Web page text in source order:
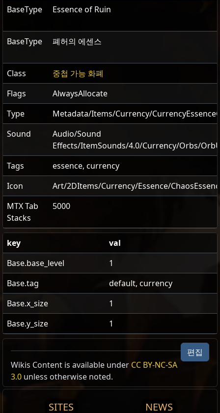
BaseType Essence of Ruin
BaseType 폐허의 에센스
Class
중첩 가능 화폐
Flags
AlwaysAllocate
Type
Metadata/Items/Currency/
Sound
Audio/Sound
Effects/ItemSounds/4.0/Currency/Orbs/
Tags
essence, currency
Icon
Art/2DItems/Currency/Essence/
MTX Tab
Stacks
5000
key
val
Base.base_level
1
Base.tag
default, currency
Base.x_size
1
Base.y_size
1
相同物品 Recipe /2
제안 당신의 제안
Note
폐허의 에센스
하위 폐허의 에센
US Realm Economy Wiki
24h volume
편집
Wikis Content is available under CC BY-NC-SA
3.0 unless otherwise noted.
SITES NEWS